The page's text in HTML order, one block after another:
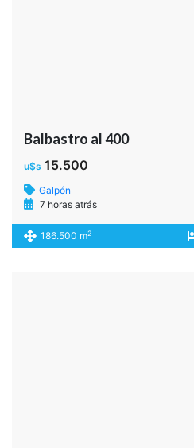
Balbastro al 400
u$s 15.500
Galpón
7 horas atrás
186.500 m2